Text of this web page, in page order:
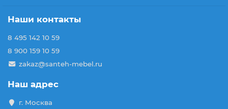
Наши контакты
8 495 142 10 59
8 900 159 10 59
zakaz@santeh-mebel.ru
Наш адрес
г. Москва